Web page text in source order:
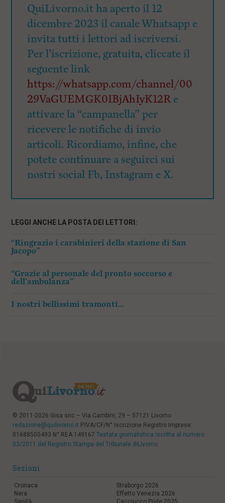
QuiLivorno.it ha aperto il 12
dicembre 2023 il canale Whatsapp e
invita tutti i lettori ad iscriversi.
Per l’iscrizione, gratuita, cliccate il
seguente link
https://whatsapp.com/channel/00
29VaGUEMGK0IBjAhIyK12Re
attivare la “campanella” per
ricevere le notifiche di invio
articoli. Ricordiamo, infine, che
potete continuare a seguirci sui
nostri social Fb, Instagram e X.
LEGGI ANCHE LA POSTA DEI LETTORI:
“Ringrazio i carabinieri della stazione di San
Jacopo”
“Grazie al personale del pronto soccorso e
dell’ambulanza”
I nostri bellissimi tramonti…
© 2011-2026 Gisa snc – Via Cambini, 29 – 57121 Livorno
redazione@quilivorno.it P.IVA/CF/N° Iscrizione Registro Imprese:
01688500493 N° REA 149167 Testata giornalistica iscritta al numero
03/2011 del Registro Stampa del Tribunale diLivorno
Sezioni
Cronaca
Nera
Sanità
Straborgo 2026
Effetto Venezia 2026
Cacciucco Pride 2025